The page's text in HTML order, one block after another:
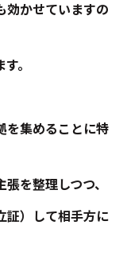
効かせていますの
。
を集めることに特
を整理しつつ、
証）して相手方に